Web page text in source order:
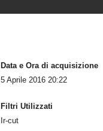
Data e Ora di acquisizione
5 Aprile 2016 20:22
Filtri Utilizzati
Ir-cut